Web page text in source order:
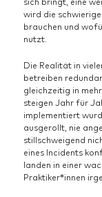
wird die
brauchen und
nutzt.
Die Realität in
betreiben
gleichzeitig in
steigen Jahr für
implementiert
ausgerollt, nie
stillschweigend
eines Incidents
landen in einer
Praktiker*innen